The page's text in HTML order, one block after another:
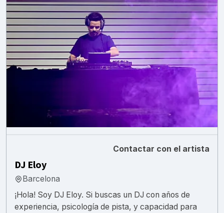
Contactar con el artista
DJ Eloy
Barcelona
¡Hola! Soy DJ Eloy. Si buscas un DJ con años de
experiencia, psicología de pista, y capacidad para